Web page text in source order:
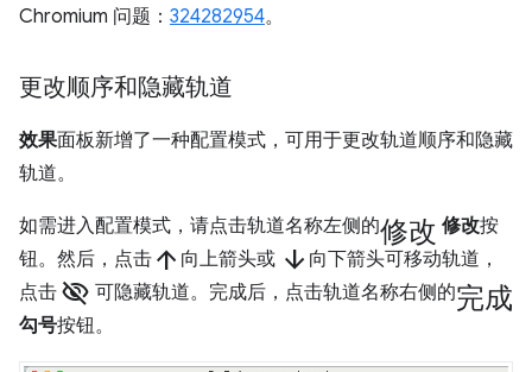
Chromium 问题： 324282954。
更改顺序和隐藏轨道
效果面板新增了一种配置模式，可用于更改轨道顺序和隐藏
轨道。
如需进入配置模式，请点击轨道名称左侧的修改 修改按
钮。然后，点击 arrow_upward 向上箭头或 arrow_downward 向下箭头可移动轨道，
点击 visibility_off 可隐藏轨道。完成后，点击轨道名称右侧的完成
勾号按钮。